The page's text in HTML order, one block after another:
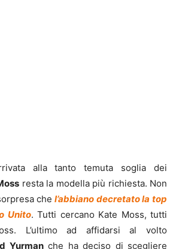
alla tanto temuta soglia dei
resta la modella più richiesta. Non
che l’abbiano decretato la top
Unito. Tutti cercano Kate Moss, tutti
L’ultimo ad affidarsi al volto
Yurmanche ha deciso di scegliere